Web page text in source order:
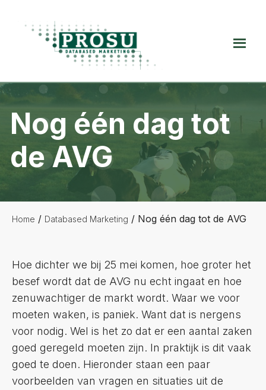
hoofdnavigatie
voettekst
Prosu
Databased
Marketing
Nog één dag tot
de AVG
Home / Databased Marketing / Nog één dag tot de AVG
Hoe dichter we bij 25 mei komen, hoe groter het
besef wordt dat de AVG nu echt ingaat en hoe
zenuwachtiger de markt wordt. Waar we voor
moeten waken, is paniek. Want dat is nergens
voor nodig. Wel is het zo dat er een aantal zaken
goed geregeld moeten zijn. In praktijk is dit vaak
goed te doen. Hieronder staan een paar
voorbeelden van vragen en situaties uit de